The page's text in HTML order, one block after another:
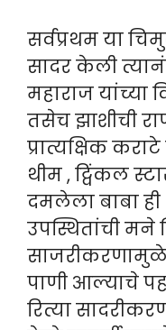
सर्वप्रथम या
सादर केली
महाराज यांच्या
तसेच झाशीची
प्रात्यक्षिक कराटे
थीम , ट्विंकल
दमलेला बाबा
उपस्थितांची
साजरीकरणामुळे
पाणी आल्याचे
रित्या